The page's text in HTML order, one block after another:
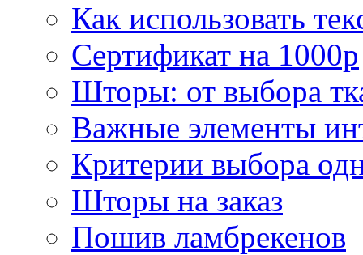
Как использовать
Сертификат на 1000р
Шторы: от выбора
Важные элементы
Критерии выбора
Шторы на заказ
Пошив ламбрекенов